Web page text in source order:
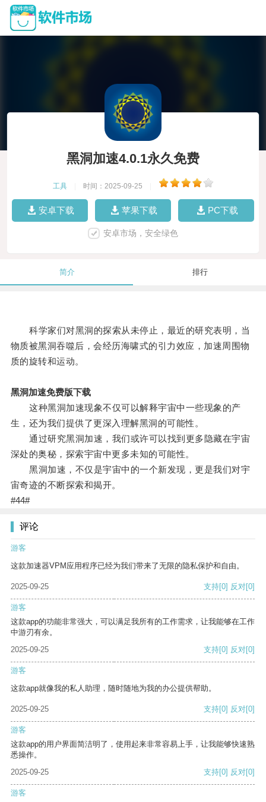
黑洞加速4.0.1永久免费
工具 时间：2025-09-25
安卓下载 苹果下载 PC下载
安卓市场，安全绿色
简介 排行
科学家们对黑洞的探索从未停止，最近的研究表明，当
物质被黑洞吞噬后，会经历海啸式的引力效应，加速周围物
质的旋转和运动。
黑洞加速免费版下载
这种黑洞加速现象不仅可以解释宇宙中一些现象的产
生，还为我们提供了更深入理解黑洞的可能性。
通过研究黑洞加速，我们或许可以找到更多隐藏在宇宙
深处的奥秘，探索宇宙中更多未知的可能性。
黑洞加速，不仅是宇宙中的一个新发现，更是我们对宇
宙奇迹的不断探索和揭开。
#44#
评论
游客
这款加速器VPM应用程序已经为我们带来了无限的隐私保护和自由。
2025-09-25 支持[0] 反对[0]
游客
这款app的功能非常强大，可以满足我所有的工作需求，让我能够在工作
中游刃有余。
2025-09-25
支持[0] 反对[0]
游客
这款app就像我的私人助理，随时随地为我的办公提供帮助。
2025-09-25 支持[0] 反对[0]
游客
这款app的用户界面简洁明了，使用起来非常容易上手，让我能够快速熟
悉操作。
2025-09-25
支持[0] 反对[0]
游客